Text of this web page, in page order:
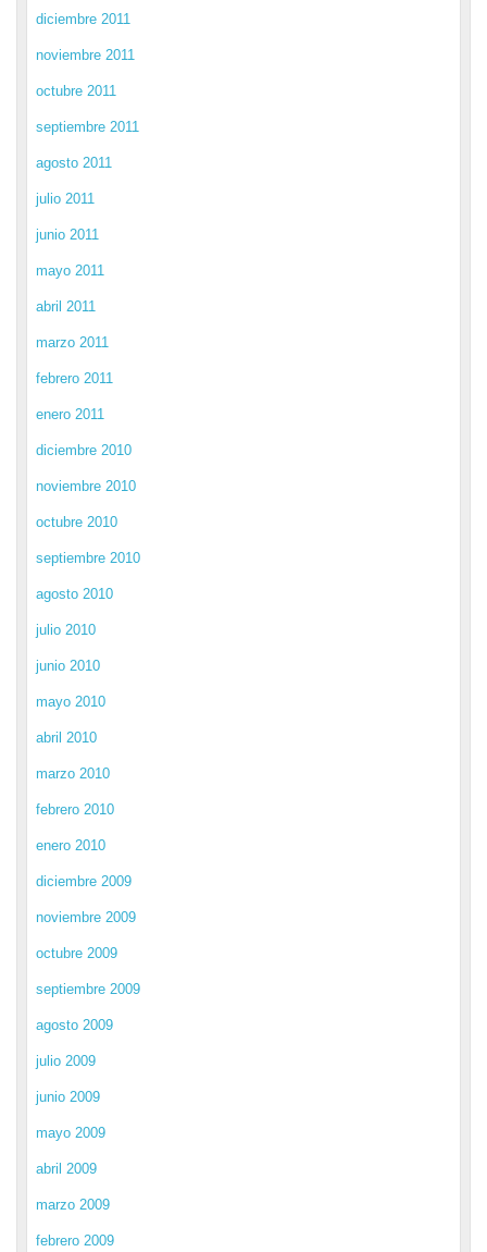
diciembre 2011
noviembre 2011
octubre 2011
septiembre 2011
agosto 2011
julio 2011
junio 2011
mayo 2011
abril 2011
marzo 2011
febrero 2011
enero 2011
diciembre 2010
noviembre 2010
octubre 2010
septiembre 2010
agosto 2010
julio 2010
junio 2010
mayo 2010
abril 2010
marzo 2010
febrero 2010
enero 2010
diciembre 2009
noviembre 2009
octubre 2009
septiembre 2009
agosto 2009
julio 2009
junio 2009
mayo 2009
abril 2009
marzo 2009
febrero 2009